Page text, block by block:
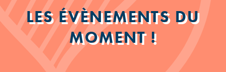
LES ÉVÈNEMENTS DU
MOMENT !